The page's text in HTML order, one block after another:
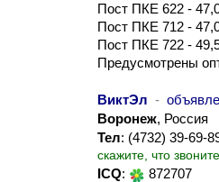
Пост ПКЕ 622 -
Пост ПКЕ 712 -
Пост ПКЕ 722 -
Предусмотрены
ВиктЭл -
Воронеж, Россия
Тел: (4732) 39-69-
скажите, что
ICQ: 872707